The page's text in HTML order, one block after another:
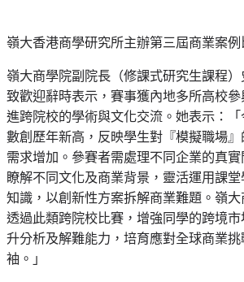
嶺大香港商學研究所主辦第三屆商業案例
嶺大商學院副院長（修課式研究生課程
致歡迎辭時表示，賽事獲內地多所高校
進跨院校的學術與文化交流。她表示：
數創歷年新高，反映學生對『模擬職場
需求增加。參賽者需處理不同企業的真
瞭解不同文化及商業背景，靈活運用課
知識，以創新性方案拆解商業難題。嶺
透過此類跨院校比賽，增強同學的跨境
升分析及解難能力，培育應對全球商業
袖。」